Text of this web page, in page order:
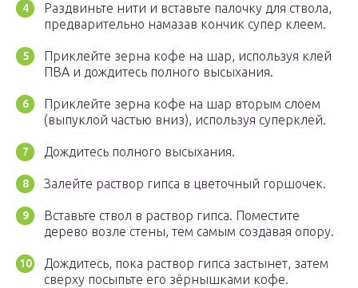
Раздвиньте нити и вставьте палочку для ствола,
предварительно намазав кончик супер клеем.
Приклейте зерна кофе на шар, используя клей
ПВА и дождитесь полного высыхания.
Приклейте зерна кофе на шар вторым слоем
(выпуклой частью вниз), используя суперклей.
Дождитесь полного высыхания.
Залейте раствор гипса в цветочный горшочек.
Вставьте ствол в раствор гипса. Поместите
дерево возле стены, тем самым создавая опору.
Дождитесь, пока раствор гипса застынет, затем
сверху посыпьте его зёрнышками кофе.